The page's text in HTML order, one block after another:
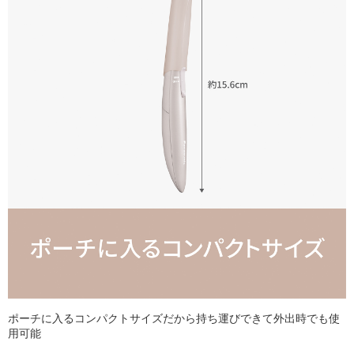
ポーチに入るコンパクトサイズだから持ち運びできて外出時でも使
用可能